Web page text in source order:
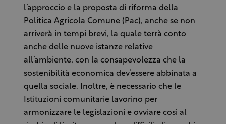
l’approccio e la proposta di riforma della
Politica Agricola Comune (Pac), anche se non
arriverà in tempi brevi, la quale terrà conto
anche delle nuove istanze relative
all’ambiente, con la consapevolezza che la
sostenibilità economica dev’essere abbinata a
quella sociale. Inoltre, è necessario che le
Istituzioni comunitarie lavorino per
armonizzare le legislazioni e ovviare così al